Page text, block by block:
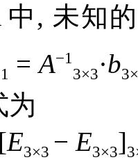
中, 未知
=A−1
3×3·b
为
[E3×3 − E3×3]